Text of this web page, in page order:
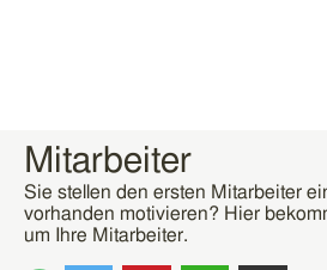
Mitarbeiter
Sie stellen den ersten Mitarbeiter
vorhanden motivieren? Hier
um Ihre Mitarbeiter.